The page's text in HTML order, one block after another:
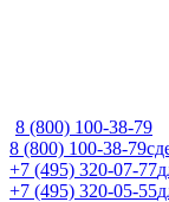
8 (800) 100-38-79
8 (800) 100-38-79
+7 (495) 320-07-77
+7 (495) 320-05-55